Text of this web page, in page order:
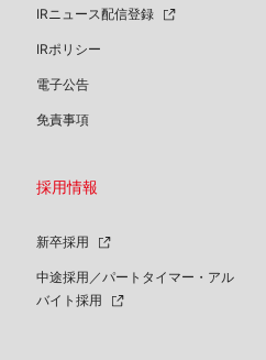
IRニュース配信登録
IRポリシー
電子公告
免責事項
採用情報
新卒採用
中途採用／パートタイマー・アル
バイト採用